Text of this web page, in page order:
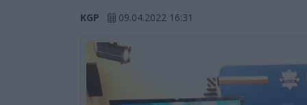
KGP 09.04.2022 16:31